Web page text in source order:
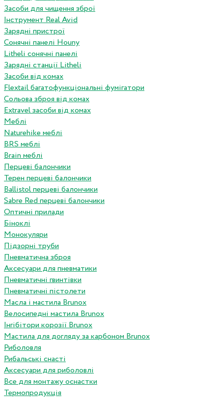
Засоби для чищення зброї
Інструмент Real Avid
Зарядні пристрої
Сонячні панелі Houny
Litheli сонячні панелі
Зарядні станції Litheli
Засоби від комах
Flextail багатофункціональні фумігатори
Сольова зброя від комах
Extravel засоби від комах
Меблі
Naturehike меблі
BRS меблі
Brain меблі
Перцеві балончики
Терен перцеві балончики
Ballistol перцеві балончики
Sabre Red перцеві балончики
Оптичні прилади
Біноклі
Монокуляри
Підзорні труби
Пневматична зброя
Аксесуари для пневматики
Пневматичні гвинтівки
Пневматичні пістолети
Масла і мастила Brunox
Велосипедні мастила Brunox
Інгібітори корозії Brunox
Мастила для догляду за карбоном Brunox
Риболовля
Рибальські снасті
Аксесуари для риболовлі
Все для монтажу оснастки
Термопродукція